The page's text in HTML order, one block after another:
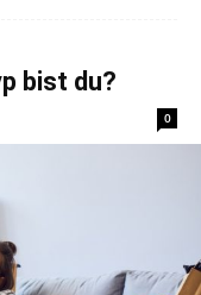
bist du?
0